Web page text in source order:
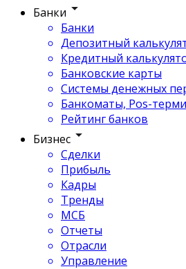
Банки
Банки
Депозитный
Кредитный
Банковские карты
Системы денежных
Банкоматы, Pos-
Рейтинг банков
Бизнес
Сделки
Прибыль
Кадры
Тренды
МСБ
Отчеты
Отрасли
Управление